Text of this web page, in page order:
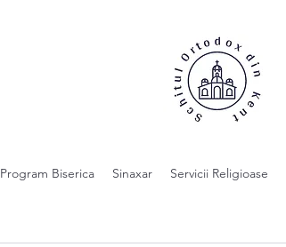
Program Biserica Sinaxar Servicii Religioase